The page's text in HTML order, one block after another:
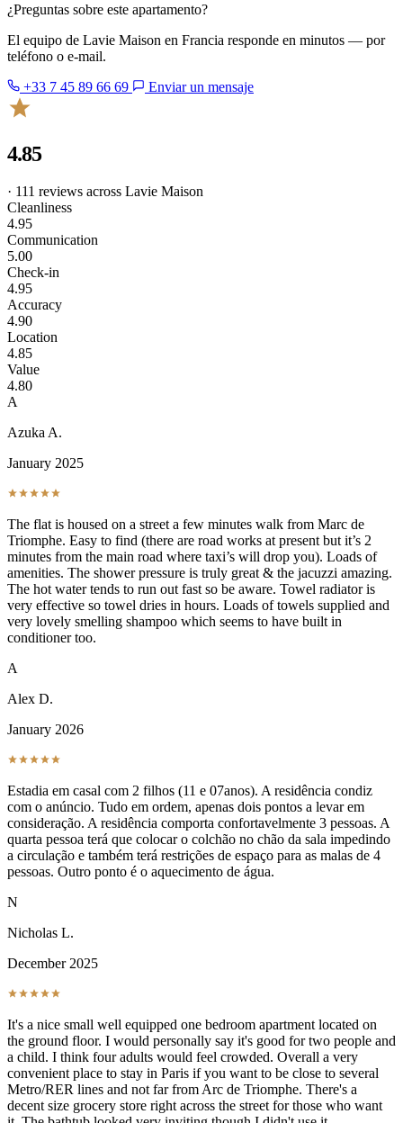
¿Preguntas sobre este apartamento?
El equipo de Lavie Maison en Francia responde en minutos — por
teléfono o e-mail.
+33 7 45 89 66 69
Enviar un mensaje
4.85
· 111 reviews across Lavie Maison
Cleanliness
4.95
Communication
5.00
Check-in
4.95
Accuracy
4.90
Location
4.85
Value
4.80
A
Azuka A.
January 2025
The flat is housed on a street a few minutes walk from Marc de
Triomphe. Easy to find (there are road works at present but it’s 2
minutes from the main road where taxi’s will drop you). Loads of
amenities. The shower pressure is truly great & the jacuzzi amazing.
The hot water tends to run out fast so be aware. Towel radiator is
very effective so towel dries in hours. Loads of towels supplied and
very lovely smelling shampoo which seems to have built in
conditioner too.
A
Alex D.
January 2026
Estadia em casal com 2 filhos (11 e 07anos). A residência condiz
com o anúncio. Tudo em ordem, apenas dois pontos a levar em
consideração. A residência comporta confortavelmente 3 pessoas. A
quarta pessoa terá que colocar o colchão no chão da sala impedindo
a circulação e também terá restrições de espaço para as malas de 4
pessoas. Outro ponto é o aquecimento de água.
N
Nicholas L.
December 2025
It's a nice small well equipped one bedroom apartment located on
the ground floor. I would personally say it's good for two people and
a child. I think four adults would feel crowded. Overall a very
convenient place to stay in Paris if you want to be close to several
Metro/RER lines and not far from Arc de Triomphe. There's a
decent size grocery store right across the street for those who want